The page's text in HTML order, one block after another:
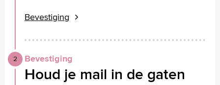
Bevestiging
Bevestiging
Houd je mail in de gaten